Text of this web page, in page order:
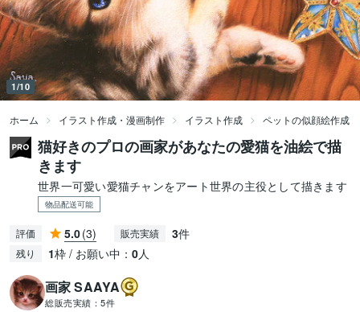
1/10
ホーム イラスト作成・漫画制作 イラスト作成 ペットの似顔絵作成
猫好きのプロの画家があなたの愛猫を油絵で描
きます
世界一可愛い愛猫チャンをアート世界の主役として描きます
物品配送可能
評価 5.0(3) 販売実績 3件
残り 1枠 / お願い中： 0人
画家 SAAYA
総販売実績： 5件